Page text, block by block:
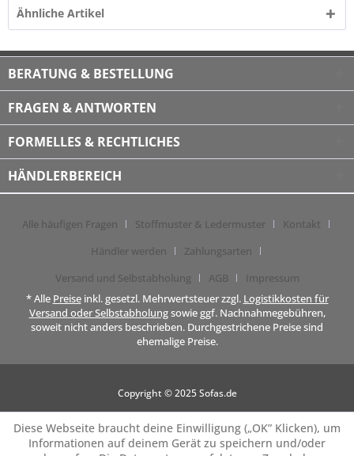
Ähnliche Artikel
BERATUNG & BESTELLUNG
FRAGEN & ANTWORTEN
FORMELLES & RECHTLICHES
HÄNDLERBEREICH
Alle häufigen Fragen Stoffmuster & Ledermuster
Kontakt
Händler werden
Zahlungsarten
Versand und Selbstabholung
AGB
Impressum
* Alle Preiseinkl. gesetzl. Mehrwertsteuer zzgl. Logistikkosten für
Versand oder Selbstabholungsowie ggf. Nachnahmegebühren,
soweit nicht anders beschrieben. Durchgestrichene Preise sind
ehemalige Preise.
Copyright © 2025 Sofas.de
Diese Webseite braucht deine Einwilligung („OK” Klicken), um
Informationen auf deinem Gerät zu speichern und/oder